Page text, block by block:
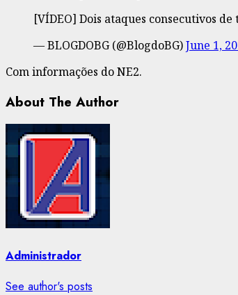
[VÍDEO] Dois ataques consecutivos
— BLOGDOBG (@BlogdoBG)June 1,
Com informações do NE2.
About The Author
Administrador
See author's posts